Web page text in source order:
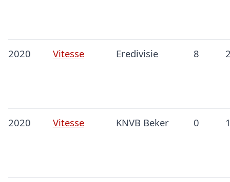
2020 Vitesse Eredivisie 8
2020 Vitesse KNVB Beker 0